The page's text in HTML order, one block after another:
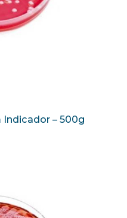
Indicador – 500g